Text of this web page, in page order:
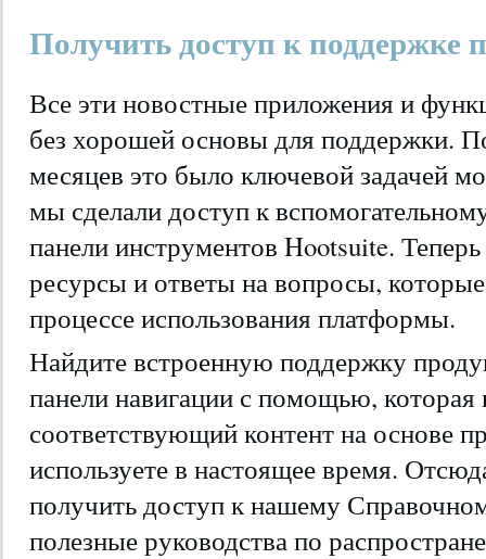
Получить доступ к поддержке
Все эти новостные приложения и
без хорошей основы для поддержки.
месяцев это было ключевой задачей
мы сделали доступ к
панели инструментов Hootsuite.
ресурсы и ответы на вопросы,
процессе использования платформы.
Найдите встроенную поддержку
панели навигации с помощью, которая
соответствующий контент на основе
используете в настоящее время.
получить доступ к нашему
полезные руководства по